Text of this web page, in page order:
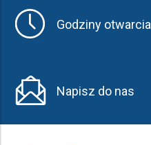
Godziny otwarcia
Napisz do nas